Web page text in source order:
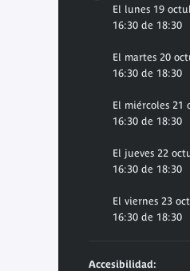
El lunes 19
16:30 de 18:30
El martes 20
16:30 de 18:30
El miércoles 21
16:30 de 18:30
El jueves 22
16:30 de 18:30
El viernes 23
16:30 de 18:30
Accesibilidad: